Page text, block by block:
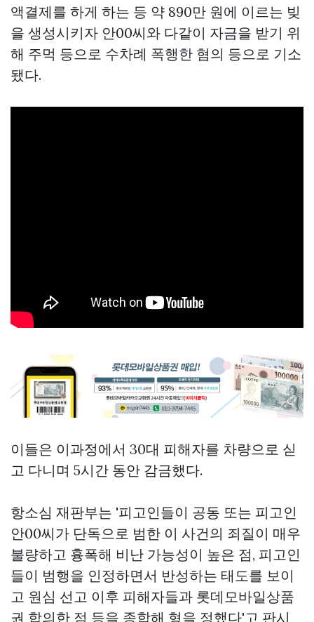
액결제를 하게 하는 등 약 890만 원에 이르는 빚
을 생성시키자 안00씨와 다같이 자금을 받기 위
해 주먹 등으로 수차례 폭행한 혐의 등으로 기소
됐다.
이들은 이과정에서 30대 피해자를 차량으로 싣
고 다니며 5시간 동안 감금했다.
항소심 재판부는 '피고인들이 공동 또는 피고인
안00씨가 단독으로 범한 이 사건의 죄질이 매우
불량하고 흉폭해 비난 가능성이 높은 점, 피고인
들이 범행을 인정하면서 반성하는 태도를 보이
고 원심 선고 이후 피해자들과 롯데모바일상품
권 합의한 점 등을 종합해 형을 정했다'고 판시